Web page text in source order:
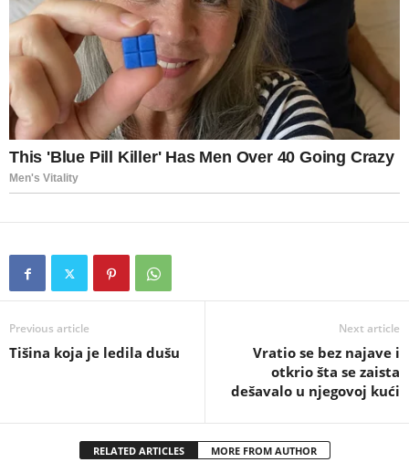
Previous article
Tišina koja je ledila dušu
Next article
Vratio se bez najave i
otkrio šta se zaista
dešavalo u njegovoj kući
RELATED ARTICLES MORE FROM AUTHOR